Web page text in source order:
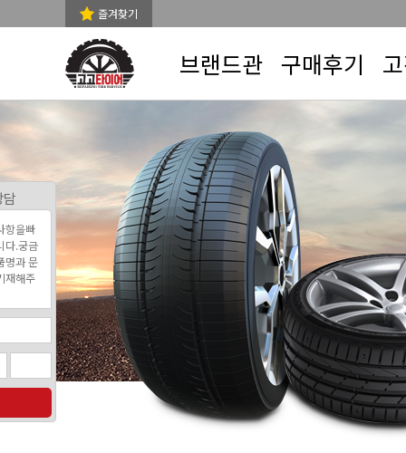
즐겨찾기
브랜드관 구매후기